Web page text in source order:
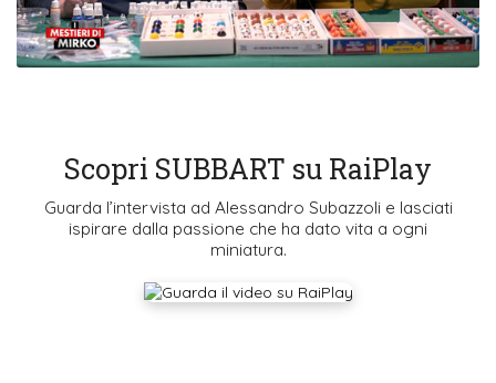
Scopri SUBBART su RaiPlay
Guarda l’intervista ad Alessandro Subazzoli e lasciati
ispirare dalla passione che ha dato vita a ogni
miniatura.